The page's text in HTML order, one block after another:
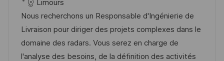
n
t
l
i
t
u
m
d
e
-
I
D
a
t
e
g
o
Limours
Nous recherchons un Responsable d'Ingénierie de
Livraison pour diriger des projets complexes dans le
domaine des radars. Vous serez en charge de
l'analyse des besoins, de la définition des activités